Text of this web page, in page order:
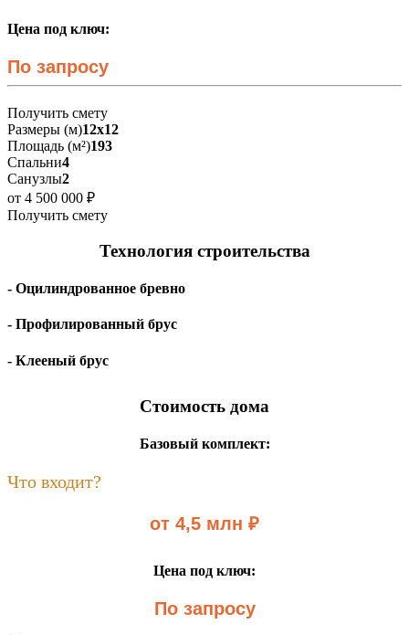
Цена под ключ:
По запросу
Получить смету
Размеры (м)12х12
Площадь (м²)193
Спальни4
Санузлы2
от 4 500 000 ₽
Получить смету
Технология строительства
- Оцилиндрованное бревно
- Профилированный брус
- Клееный брус
Стоимость дома
Базовый комплект:
Что входит?
от 4,5 млн ₽
Цена под ключ:
По запросу